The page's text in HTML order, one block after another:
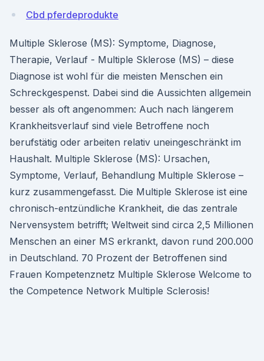
Cbd pferdeprodukte
Multiple Sklerose (MS): Symptome, Diagnose,
Therapie, Verlauf - Multiple Sklerose (MS) – diese
Diagnose ist wohl für die meisten Menschen ein
Schreckgespenst. Dabei sind die Aussichten allgemein
besser als oft angenommen: Auch nach längerem
Krankheitsverlauf sind viele Betroffene noch
berufstätig oder arbeiten relativ uneingeschränkt im
Haushalt. Multiple Sklerose (MS): Ursachen,
Symptome, Verlauf, Behandlung Multiple Sklerose –
kurz zusammengefasst. Die Multiple Sklerose ist eine
chronisch-entzündliche Krankheit, die das zentrale
Nervensystem betrifft; Weltweit sind circa 2,5 Millionen
Menschen an einer MS erkrankt, davon rund 200.000
in Deutschland. 70 Prozent der Betroffenen sind
Frauen Kompetenznetz Multiple Sklerose Welcome to
the Competence Network Multiple Sclerosis!